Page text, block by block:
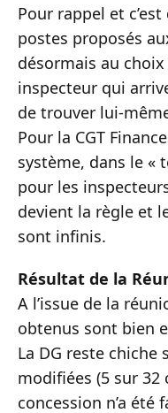
Pour rappel et
postes proposés
désormais au choix
inspecteur qui
de trouver lui-
Pour la CGT
système, dans le «
pour les
devient la règle et
sont infinis.
Résultat de la
A l’issue de la
obtenus sont bien
La DG reste
modifiées (5 sur 32
concession n’a